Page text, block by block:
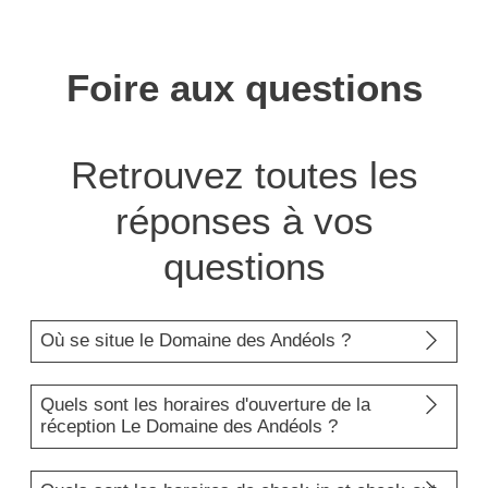
Foire aux questions
Retrouvez toutes les
réponses à vos
questions
Où se situe le Domaine des Andéols ?
Le Domaine des Andéols est situé à Saint-
Saturnin-lès-Apt, en Provence, dans le
Quels sont les horaires d'ouverture de la
réception Le Domaine des Andéols ?